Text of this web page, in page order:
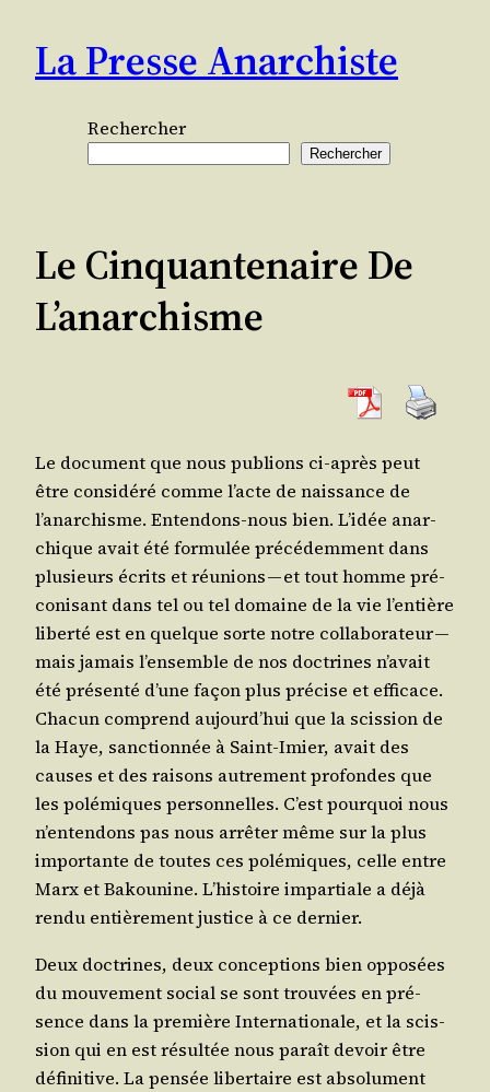
contenu
La Presse Anarchiste
Rechercher
Rechercher
Le Cinquantenaire De
L’anarchisme
Le docu­ment que nous publions ci-après peut
être consi­dé­ré comme l’acte de nais­sance de
l’anarchisme. Enten­dons-nous bien. L’idée anar­
chique avait été for­mu­lée pré­cé­dem­ment dans
plu­sieurs écrits et réunions — et tout homme pré­
co­ni­sant dans tel ou tel domaine de la vie l’entière
liber­té est en quelque sorte notre col­la­bo­ra­teur —
mais jamais l’ensemble de nos doc­trines n’avait
été pré­sen­té d’une façon plus pré­cise et effi­cace.
Cha­cun com­prend aujourd’hui que la scis­sion de
la Haye, sanc­tion­née à Saint-Imier, avait des
causes et des rai­sons autre­ment pro­fondes que
les polé­miques per­son­nelles. C’est pour­quoi nous
n’entendons pas nous arrê­ter même sur la plus
impor­tante de toutes ces polé­miques, celle entre
Marx et Bakou­nine. L’histoire impar­tiale a déjà
ren­du entiè­re­ment jus­tice à ce dernier.
Deux doc­trines, deux concep­tions bien oppo­sées
du mou­ve­ment social se sont trou­vées en pré­
sence dans la pre­mière Inter­na­tio­nale, et la scis­
sion qui en est résul­tée nous paraît devoir être
défi­ni­tive. La pen­sée liber­taire est abso­lu­ment